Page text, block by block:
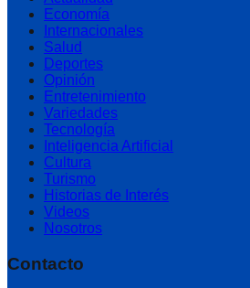
Economía
Internacionales
Salud
Deportes
Opinión
Entretenimiento
Variedades
Tecnología
Inteligencia Artificial
Cultura
Turismo
Historias de Interés
Videos
Nosotros
Contacto